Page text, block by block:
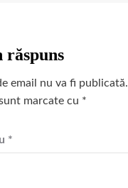
răspuns
email nu va fi publicată.
marcate cu *
*